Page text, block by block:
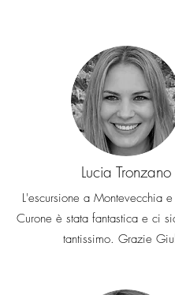
Lucia Tronzano
L'escursione a Montevecchia
Curone è stata fantastica e ci
tantissimo. Grazie